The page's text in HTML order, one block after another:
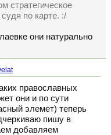
стратегическое
по карте. :/
они натурально
православных
они и по сути
элемет) теперь
пишу в
добавляем